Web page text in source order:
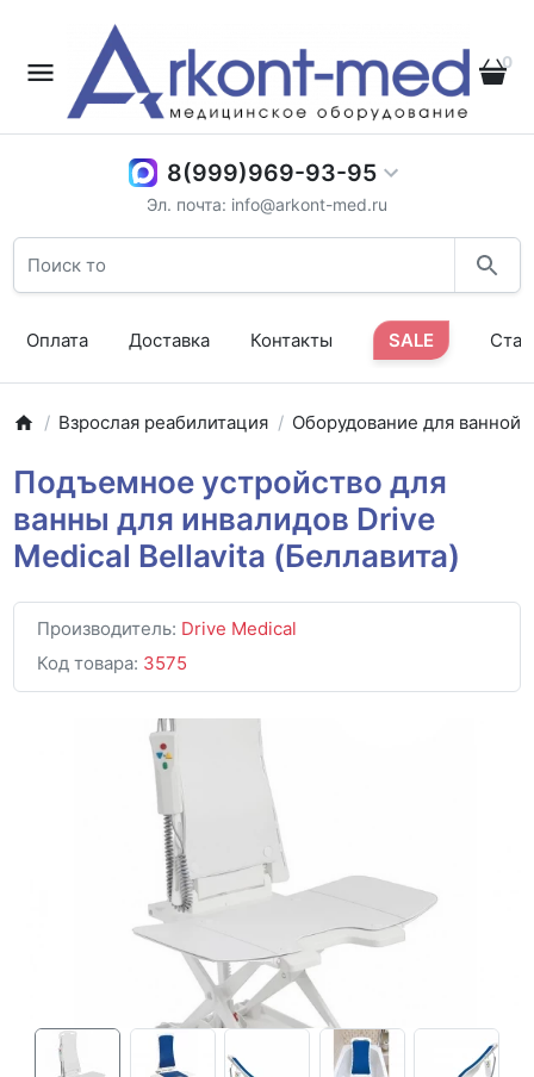
0
8(999)969-93-95
Эл. почта: info@arkont-med.ru
Оплата Доставка Контакты SALE
Взрослая реабилитация Оборудование для ванной
Подъемное устройство для
ванны для инвалидов Drive
Medical Bellavita (Беллавита)
Производитель: Drive Medical
Код товара: 3575